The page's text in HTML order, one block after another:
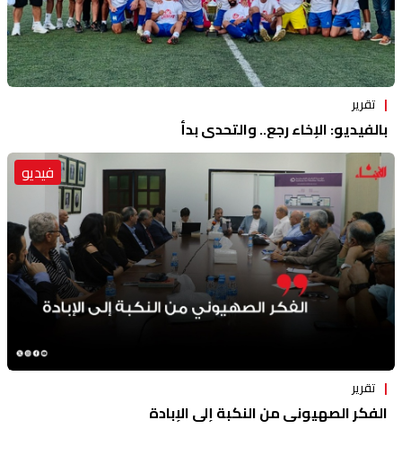
تقرير
بالفيديو: الإخاء رجع.. والتحدي بدأ
فيديو
تقرير
الفكر الصهيوني من النكبة إلى الإبادة